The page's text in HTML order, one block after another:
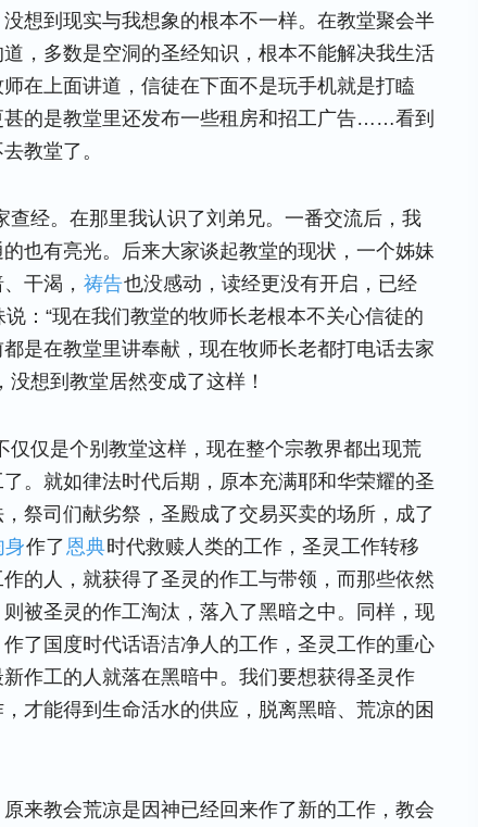
想到现实与我想象的根本不一样。在教堂聚会半
，多数是空洞的圣经知识，根本不能解决我生活
在上面讲道，信徒在下面不是玩手机就是打瞌
的是教堂里还发布一些租房和招工广告……看到
教堂了。
经。在那里我认识了刘弟兄。一番交流后，我
也有亮光。后来大家谈起教堂的现状，一个姊妹
干渴， 祷告也没感动，读经更没有开启，已经
：“现在我们教堂的牧师长老根本不关心信徒的
是在教堂里讲奉献，现在牧师长老都打电话去家
想到教堂居然变成了这样！
仅仅是个别教堂这样，现在整个宗教界都出现荒
。就如律法时代后期，原本充满耶和华荣耀的圣
祭司们献劣祭，圣殿成了交易买卖的场所，成了
身作了恩典时代救赎人类的工作，圣灵工作转移
的人，就获得了圣灵的作工与带领，而那些依然
被圣灵的作工淘汰，落入了黑暗之中。同样，现
了国度时代话语洁净人的工作，圣灵工作的重心
作工的人就落在黑暗中。我们要想获得圣灵作
才能得到生命活水的供应，脱离黑暗、荒凉的困
来教会荒凉是因神已经回来作了新的工作，教会